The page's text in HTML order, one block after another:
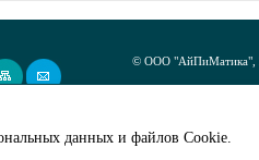
© ООО "АйПиМатика",
данных и файлов Cookie.